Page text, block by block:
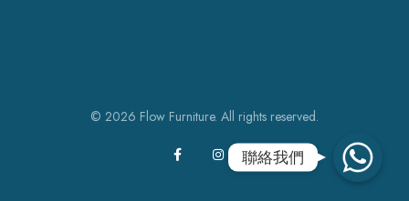
© 2026 Flow Furniture. All rights reserved.
聯絡我們